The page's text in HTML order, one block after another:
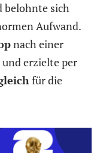
belohnte sich
Aufwand.
nach einer
erzielte per
für die